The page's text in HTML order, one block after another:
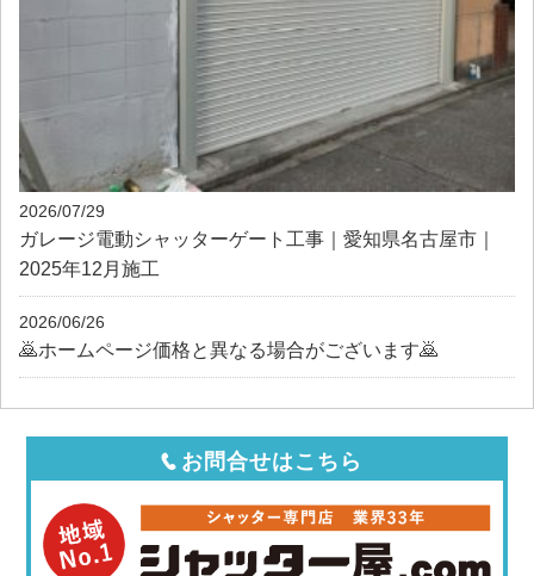
2026/07/29
ガレージ電動シャッターゲート工事｜愛知県名古屋市｜
2025年12月施工
2026/06/26
🙇ホームページ価格と異なる場合がございます🙇
お問合せはこちら